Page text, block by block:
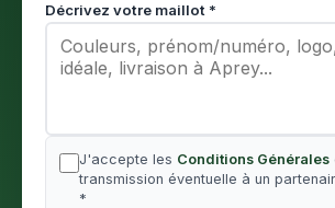
Décrivez votre maillot *
J'accepte les Conditions Générales
transmission éventuelle à un
*